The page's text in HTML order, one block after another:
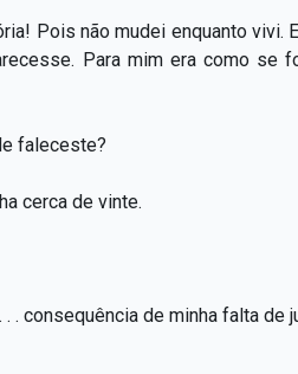
Pois não mudei enquanto vivi.
Para mim era como se
faleceste?
cerca de vinte.
. consequência de minha falta de